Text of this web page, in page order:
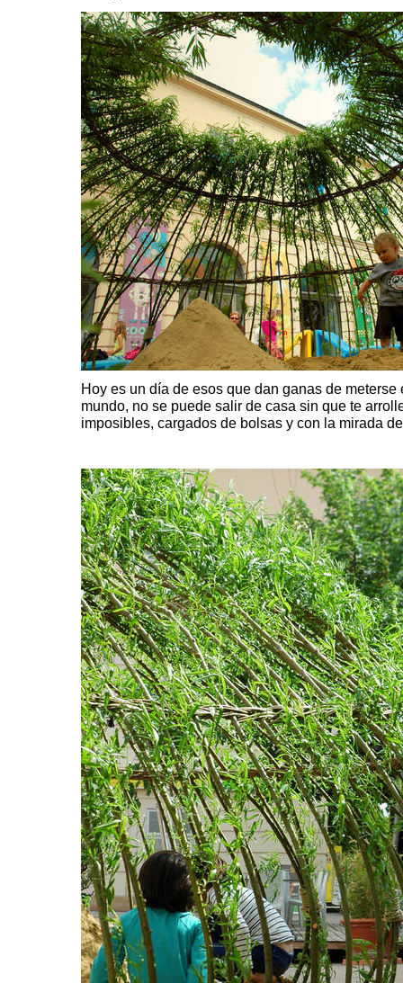
Hoy es un día de esos que dan ganas de
mundo, no se puede salir de casa sin que te
imposibles, cargados de bolsas y con la mirada